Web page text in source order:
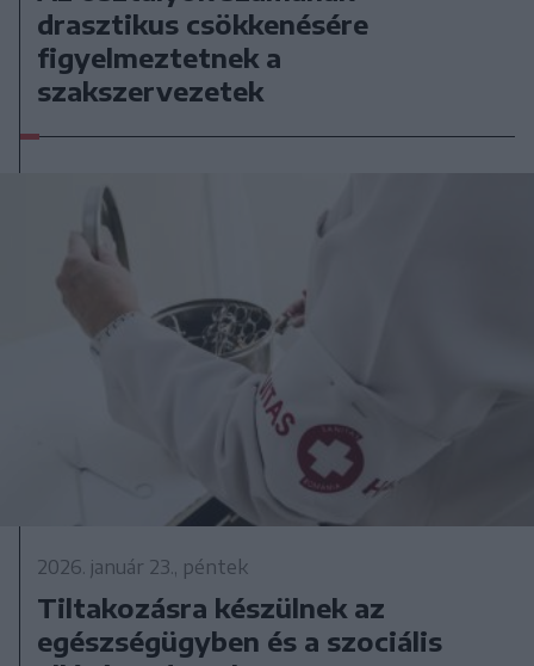
drasztikus csökkenésére
figyelmeztetnek a
szakszervezetek
2026. január 23., péntek
Tiltakozásra készülnek az
egészségügyben és a szociális